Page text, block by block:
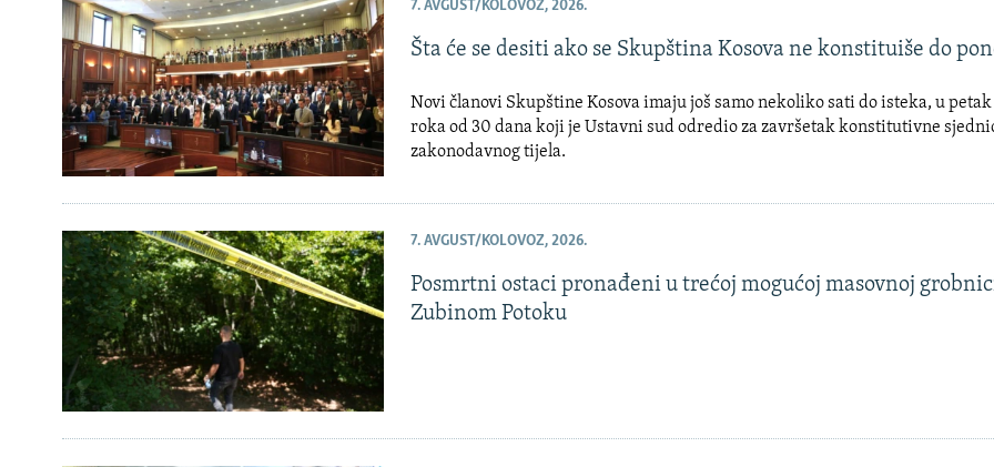
DNEVNO@RSE
SPECIJALI RSE
VIŠE OD NASLOVA
GENOCID U SREBRENICI
POPLAVE I KLIZIŠTA U BIH 2024.
TV LIBERTY
POST SCRIPTUM
MOJA EVROPA
TRI DECENIJE OD RATA U BIH
SVE KARTE DEJTONA
NASTANAK I RASPAD JUGOSLAVIJE
7. AVGUST/KOLOVOZ, 2026.
Šta će se desiti ako se Skupština Kosova ne konstituiše do
Novi članovi Skupštine Kosova imaju još samo nekoliko sati do isteka, u petak
roka od 30 dana koji je Ustavni sud odredio za završetak konstitutivne
zakonodavnog tijela.
7. AVGUST/KOLOVOZ, 2026.
Posmrtni ostaci pronađeni u trećoj mogućoj masovnoj
Zubinom Potoku